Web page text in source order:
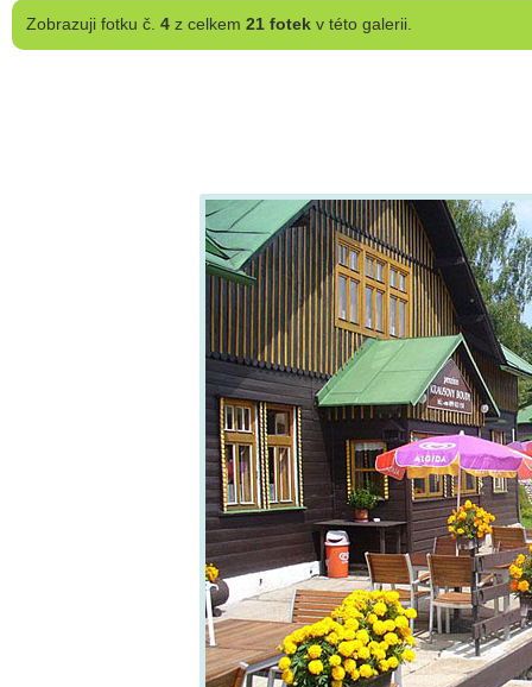
Zobrazujifotku č. 4z celkem 21 fotekv této galerii.